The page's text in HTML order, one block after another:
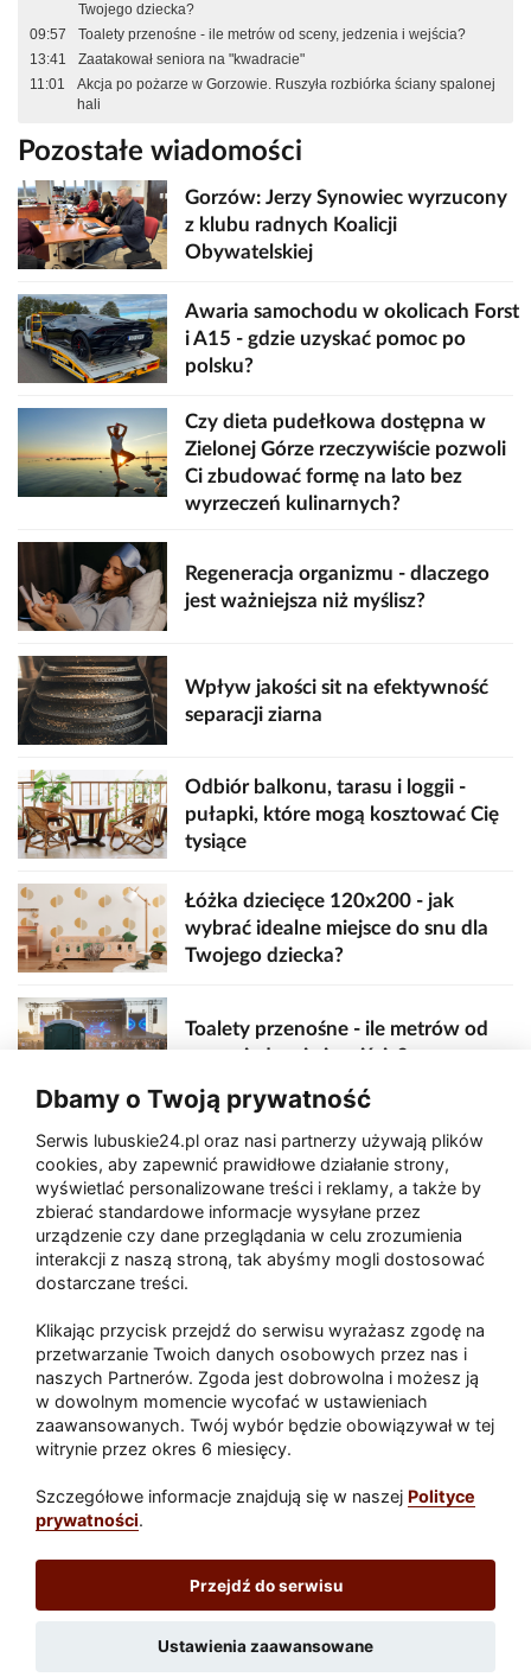
Twojego dziecka?
09:57
Toalety przenośne - ile metrów od sceny, jedzenia i wejścia?
13:41
Zaatakował seniora na "kwadracie"
11:01
Akcja po pożarze w Gorzowie. Ruszyła rozbiórka ściany spalonej
hali
Pozostałe wiadomości
Gorzów: Jerzy Synowiec wyrzucony
z klubu radnych Koalicji
Obywatelskiej
Awaria samochodu w okolicach Forst
i A15 - gdzie uzyskać pomoc po
polsku?
Czy dieta pudełkowa dostępna w
Zielonej Górze rzeczywiście pozwoli
Ci zbudować formę na lato bez
wyrzeczeń kulinarnych?
Regeneracja organizmu - dlaczego
jest ważniejsza niż myślisz?
Wpływ jakości sit na efektywność
separacji ziarna
Odbiór balkonu, tarasu i loggii -
pułapki, które mogą kosztować Cię
tysiące
Łóżka dziecięce 120x200 - jak
wybrać idealne miejsce do snu dla
Twojego dziecka?
Toalety przenośne - ile metrów od
sceny, jedzenia i wejścia?
Zaatakował seniora na "kwadracie"
Akcja po pożarze w Gorzowie.
Ruszyła rozbiórka ściany spalonej
Paliwa
Raport Dodaj raport
Sport
Lubuskie24.pl
Redakcja|Wynajem aut Teneryfa – NaTeneryfie.pl|Patronat|
Dbamy o Twoją prywatność
Serwis lubuskie24.pl oraz nasi partnerzy używają plików
cookies, aby zapewnić prawidłowe działanie strony,
wyświetlać personalizowane treści i reklamy, a także by
zbierać standardowe informacje wysyłane przez
urządzenie czy dane przeglądania w celu zrozumienia
interakcji z naszą stroną, tak abyśmy mogli dostosować
dostarczane treści.
Klikając przycisk przejdź do serwisu wyrażasz zgodę na
przetwarzanie Twoich danych osobowych przez nas i
naszych Partnerów. Zgoda jest dobrowolna i możesz ją
w dowolnym momencie wycofać w ustawieniach
zaawansowanych. Twój wybór będzie obowiązywał w tej
witrynie przez okres 6 miesięcy.
Szczegółowe informacje znajdują się w naszej Polityce
prywatności.
Przejdź do serwisu
Ustawienia zaawansowane